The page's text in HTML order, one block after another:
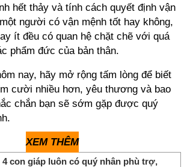
hết thảy và tính cách quyết định vận
người có vận mệnh tốt hay không,
ít đều có quan hệ chặt chẽ với quá
phẩm đức của bản thân.
nay, hãy mở rộng tấm lòng để biết
cười nhiều hơn, yêu thương và bao
chắn bạn sẽ sớm gặp được quý
XEM THÊM
4 con giáp luôn có quý nhân phù trợ,